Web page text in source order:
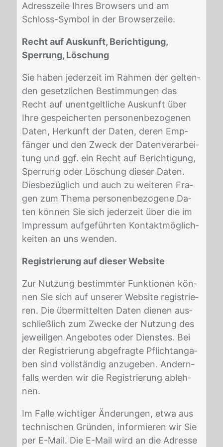
Adress­zei­le Ih­res Brow­sers und am
Schloss-Sym­bol in der Brow­ser­zei­le.
Recht auf Auskunft, Berichtigung,
Sperrung, Löschung
Sie ha­ben je­der­zeit im Rah­men der gel­ten­
den ge­setz­li­chen Be­stim­mun­gen das
Recht auf un­ent­gelt­li­che Aus­kunft über
Ihre ge­spei­cher­ten per­so­nen­be­zo­ge­nen
Da­ten, Her­kunft der Da­ten, de­ren Emp­
fän­ger und den Zweck der Da­ten­ver­ar­bei­
tung und ggf. ein Recht auf Be­rich­ti­gung,
Sper­rung oder Lö­schung die­ser Da­ten.
Dies­be­züg­lich und auch zu wei­te­ren Fra­
gen zum The­ma per­so­nen­be­zo­ge­ne Da­
ten kön­nen Sie sich je­der­zeit über die im
Im­pres­sum auf­ge­führ­ten Kon­takt­mög­lich­
kei­ten an uns wen­den.
Registrierung auf dieser Website
Zur Nut­zung be­stimm­ter Funk­tio­nen kön­
nen Sie sich auf un­se­rer Web­site re­gis­trie­
ren. Die über­mit­tel­ten Da­ten die­nen aus­
schließ­lich zum Zwe­cke der Nut­zung des
je­wei­li­gen An­ge­bo­tes oder Diens­tes. Bei
der Re­gis­trie­rung ab­ge­frag­te Pflicht­an­ga­
ben sind voll­stän­dig an­zu­ge­ben. An­dern­
falls wer­den wir die Re­gis­trie­rung ab­leh­
nen.
Im Fal­le wich­ti­ger Ände­run­gen, etwa aus
tech­ni­schen Grün­den, in­for­mie­ren wir Sie
per E-Mail. Die E-Mail wird an die Adres­se